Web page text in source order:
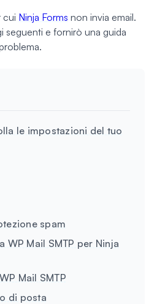
cui Ninja Forms non invia email.
seguenti e fornirò una guida
le impostazioni del tuo
spam
WP Mail SMTP per Ninja
Mail SMTP
di posta